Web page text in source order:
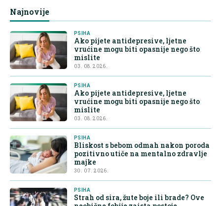
Najnovije
PSIHA
Ako pijete antidepresive, ljetne
vrućine mogu biti opasnije nego što
mislite
03. 08. 2026.
PSIHA
Ako pijete antidepresive, ljetne
vrućine mogu biti opasnije nego što
mislite
03. 08. 2026.
PSIHA
Bliskost s bebom odmah nakon poroda
pozitivno utiče na mentalno zdravlje
majke
30. 07. 2026.
PSIHA
Strah od sira, žute boje ili brade? Ove